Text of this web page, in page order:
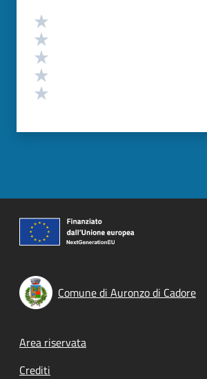
Valutazione
Comune di Auronzo di Cadore
Footer menu
Area riservata
Crediti